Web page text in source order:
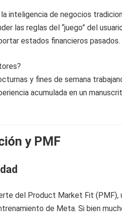
inteligencia de negocios
las reglas del “juego” del
estados financieros pasados.
y fines de semana
acumulada en un
y PMF
del Product Market Fit (PMF),
de Meta. Si bien